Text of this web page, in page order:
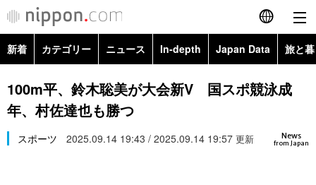
English
简体字
カテゴリー
新着 カテゴリー ニュース In-depth Japan Data 旅と
政治・外交
経済・ビジネス
Topics
100m平、鈴木聡美が大会新V 国スポ競泳成
年、村佐達也も勝つ
News
from Japan
スポーツ 2025.09.14 19:43 / 2025.09.14 19:57 更新